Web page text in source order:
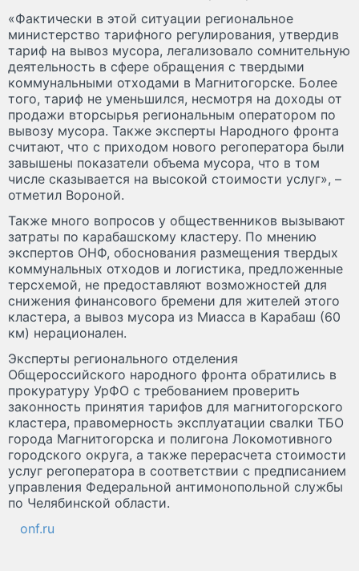
«Фактически в этой ситуации региональное
министерство тарифного регулирования, утвердив
тариф на вывоз мусора, легализовало сомнительную
деятельность в сфере обращения с твердыми
коммунальными отходами в Магнитогорске. Более
того, тариф не уменьшился, несмотря на доходы от
продажи вторсырья региональным оператором по
вывозу мусора. Также эксперты Народного фронта
считают, что с приходом нового регоператора были
завышены показатели объема мусора, что в том
числе сказывается на высокой стоимости услуг», –
отметил Вороной.
Также много вопросов у общественников вызывают
затраты по карабашскому кластеру. По мнению
экспертов ОНФ, обоснования размещения твердых
коммунальных отходов и логистика, предложенные
терсхемой, не предоставляют возможностей для
снижения финансового бремени для жителей этого
кластера, а вывоз мусора из Миасса в Карабаш (60
км) нерационален.
Эксперты регионального отделения
Общероссийского народного фронта обратились в
прокуратуру УрФО с требованием проверить
законность принятия тарифов для магнитогорского
кластера, правомерность эксплуатации свалки ТБО
города Магнитогорска и полигона Локомотивного
городского округа, а также перерасчета стоимости
услуг регоператора в соответствии с предписанием
управления Федеральной антимонопольной службы
по Челябинской области.
onf.ru